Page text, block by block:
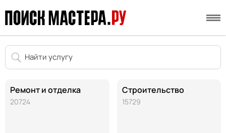
Ремонт и отделка
20724
Строительство
15729